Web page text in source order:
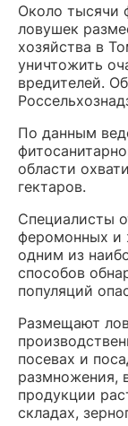
Около тысячи
ловушек
хозяйства в
уничтожить
вредителей.
По данным
области
гектаров.
Специалисты
феромонных и
одним из
способов
популяций
Размещают
посевах и
размножения,
продукции
складах,